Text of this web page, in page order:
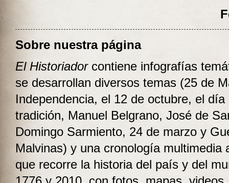
Sobre nuestra página
El Historiadorcontiene infografías
se desarrollan diversos temas (25 de
Independencia, el 12 de octubre, el día
tradición, Manuel Belgrano, José de
Domingo Sarmiento, 24 de marzo y
Malvinas) y una cronología multimedia
que recorre la historia del país y del